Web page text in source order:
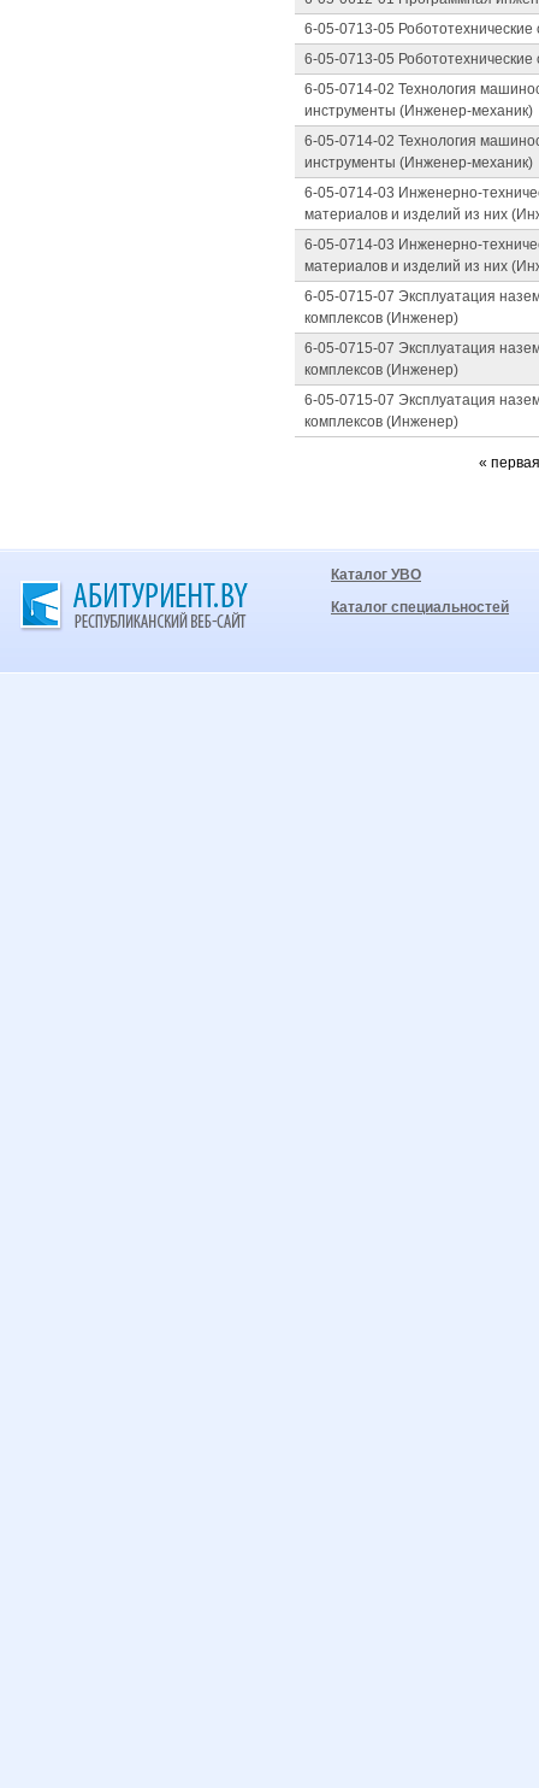
6-05-0713-05
6-05-0713-05
6-05-0714-02 Технология
инструменты (Инженер-механик)
6-05-0714-02 Технология
инструменты (Инженер-механик)
6-05-0714-03 Инженерно-
материалов и изделий из них
6-05-0714-03 Инженерно-
материалов и изделий из них
6-05-0715-07 Эксплуатация
комплексов (Инженер)
6-05-0715-07 Эксплуатация
комплексов (Инженер)
6-05-0715-07 Эксплуатация
комплексов (Инженер)
« первая
Каталог УВО
Каталог специальностей